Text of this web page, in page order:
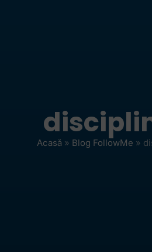
Acasă » Blog FollowMe »